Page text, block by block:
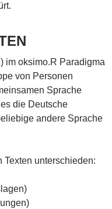
im oksimo.R Paradigma
von Personen
Sprache
die Deutsche
andere Sprache
Texten unterschieden: